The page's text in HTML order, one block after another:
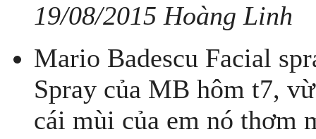
19/08/2015 Hoàng Linh
Mario Badescu Facial
Spray của MB hôm t7,
cái mùi của em nó thơm